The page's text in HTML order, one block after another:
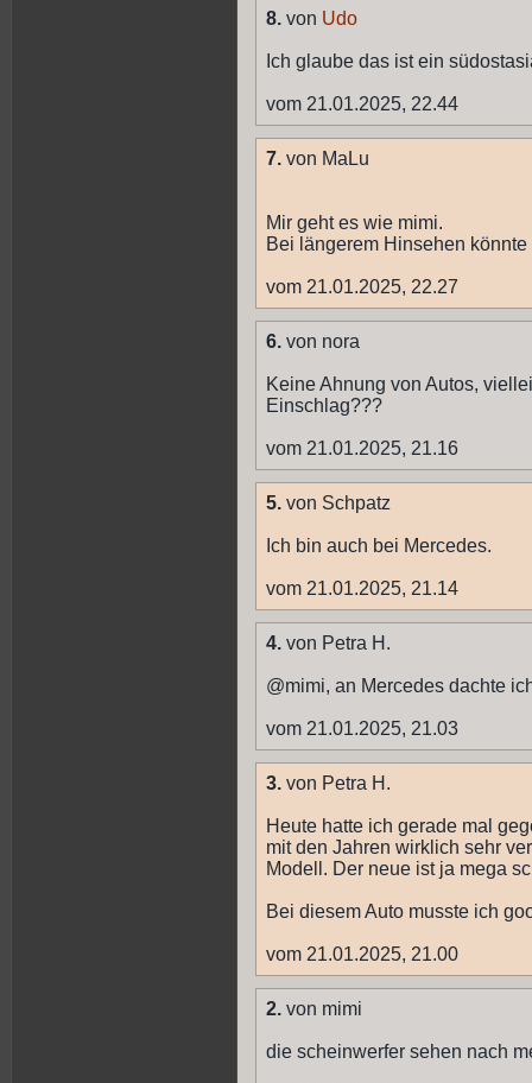
8. von Udo
Ich glaube das ist ein
vom 21.01.2025, 22.44
7. von MaLu
Mir geht es wie mimi.
Bei längerem Hinsehen
vom 21.01.2025, 22.27
6. von nora
Keine Ahnung von Autos,
Einschlag???
vom 21.01.2025, 21.16
5. von Schpatz
Ich bin auch bei Mercedes.
vom 21.01.2025, 21.14
4. von Petra H.
@mimi, an Mercedes dachte
vom 21.01.2025, 21.03
3. von Petra H.
Heute hatte ich gerade mal
mit den Jahren wirklich sehr
Modell. Der neue ist ja mega
Bei diesem Auto musste ich
vom 21.01.2025, 21.00
2. von mimi
die scheinwerfer sehen nach